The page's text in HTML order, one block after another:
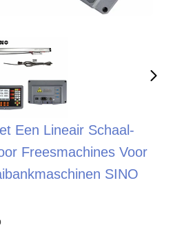
Een Lineair Schaal-
Freesmachines Voor
SINO